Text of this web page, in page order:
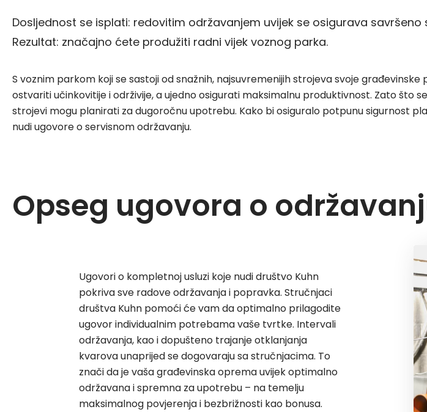
Dosljednost se isplati: redovitim održavanjem uvijek se osigurava savršeno
Rezultat: značajno ćete produžiti radni vijek voznog parka.
S voznim parkom koji se sastoji od snažnih, najsuvremenijih strojeva svoje
ostvariti učinkovitije i održivije, a ujedno osigurati maksimalnu produktivnost. Zato što
strojevi mogu planirati za dugoročnu upotrebu. Kako bi osiguralo potpunu sigurnost
nudi ugovore o servisnom održavanju.
Opseg ugovora o
Ugovori o kompletnoj usluzi koje nudi društvo Kuhn
pokriva sve radove održavanja i popravka. Stručnjaci
društva Kuhn pomoći će vam da optimalno prilagodite
ugovor individualnim potrebama vaše tvrtke. Intervali
održavanja, kao i dopušteno trajanje otklanjanja
kvarova unaprijed se dogovaraju sa stručnjacima. To
znači da je vaša građevinska oprema uvijek optimalno
održavana i spremna za upotrebu – na temelju
maksimalnog povjerenja i bezbrižnosti kao bonusa.